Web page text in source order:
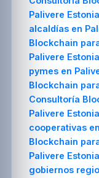
Palivere
alcaldías en
Blockchain
Palivere
pymes en
Blockchain
Consultoría
Palivere
cooperativas
Blockchain
Palivere
gobiernos